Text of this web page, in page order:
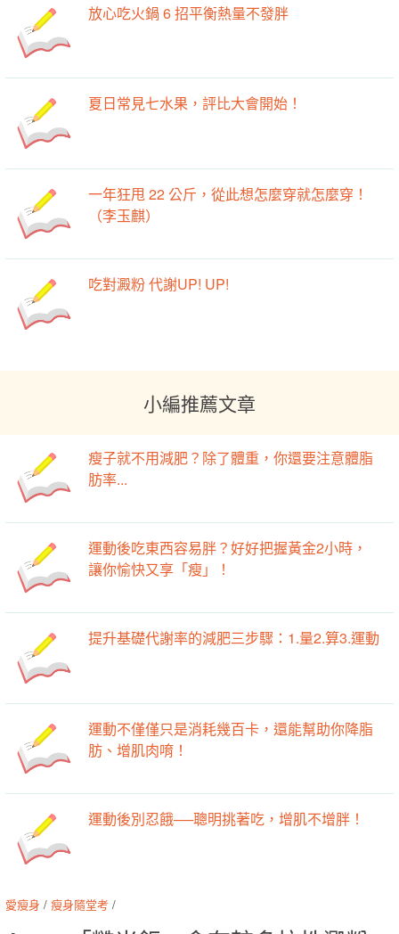
放心吃火鍋 6 招平衡熱量不發胖
夏日常見七水果，評比大會開始！
一年狂甩 22 公斤，從此想怎麼穿就怎麼穿！
（李玉麒）
吃對澱粉 代謝UP! UP!
小編推薦文章
瘦子就不用減肥？除了體重，你還要注意體脂
肪率...
運動後吃東西容易胖？好好把握黃金2小時，
讓你愉快又享「瘦」！
提升基礎代謝率的減肥三步驟：1.量2.算3.運動
運動不僅僅只是消耗幾百卡，還能幫助你降脂
肪、增肌肉唷！
運動後別忍餓──聰明挑著吃，增肌不增胖！
愛瘦身 / 瘦身隨堂考 /